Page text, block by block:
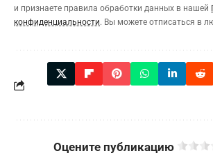
и признаете правила обработки данных в нашей
конфиденциальности. Вы можете отписаться в
Оцените публикацию